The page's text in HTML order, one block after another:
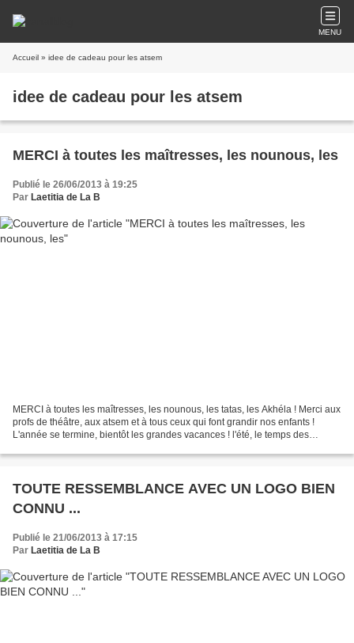
MENU
Accueil » idee de cadeau pour les atsem
idee de cadeau pour les atsem
MERCI à toutes les maîtresses, les nounous, les
Publié le 26/06/2013 à 19:25
Par Laetitia de La B
MERCI à toutes les maîtresses, les nounous, les tatas, les Akhéla ! Merci aux
profs de théâtre, aux atsem et à tous ceux qui font grandir nos enfants !
L'année se termine, bientôt les grandes vacances ! l'été, le temps des
TOUTE RESSEMBLANCE AVEC UN LOGO BIEN
CONNU ...
Publié le 21/06/2013 à 17:15
Par Laetitia de La B